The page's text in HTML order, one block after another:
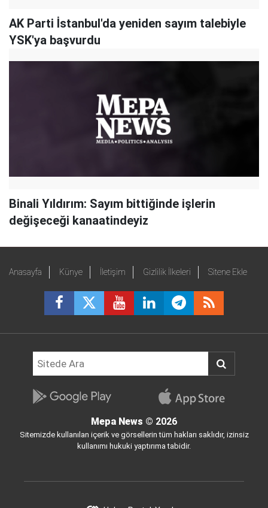
AK Parti İstanbul'da yeniden sayım talebiyle
YSK'ya başvurdu
Binali Yıldırım: Sayım bittiğinde işlerin
değişeceği kanaatindeyiz
Anasayfa Künye İletişim Gizlilik İlkeleri Sitene Ekle
Mepa News © 2026
Sitemizde kullanılan içerik ve görsellerin tüm hakları saklıdır, izinsiz
kullanımı hukuki yaptırıma tabidir.